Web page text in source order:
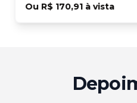
Ou R$ 170,91 à vista